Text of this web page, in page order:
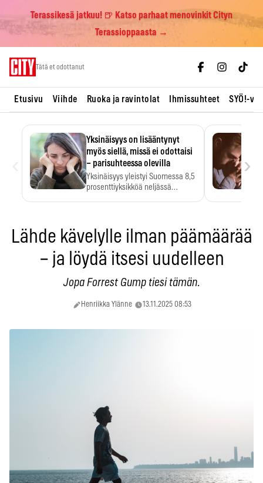
Terassikesä jatkuu! 🍺 Katso parhaat menovinkit Cityn
Terassioppaasta →
Tätä et odottanut
Etusivu Viihde Ruoka ja ravintolat Ihmissuhteet SYÖ!-
Yksinäisyys on lisääntynyt
myös siellä, missä ei odottaisi
– parisuhteessa olevilla
Yksinäisyys yleistyi Suomessa 8,5
prosenttiyksikköä neljässä
›
Lähde kävelylle ilman päämäärää
– ja löydä itsesi uudelleen
Jopa Forrest Gump tiesi tämän.
Henriikka Ylänne 13.11.2025 08:53